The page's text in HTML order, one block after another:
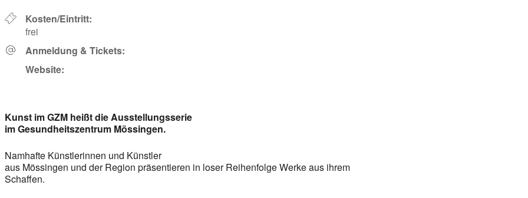
Kosten/Eintritt:
frei
Anmeldung & Tickets:
Website:
Kunst im GZM heißt die Ausstellungsserie
im Gesundheitszentrum Mössingen.
Namhafte Künstlerinnen und Künstler
aus Mössingen und der Region präsentieren in loser Reihenfolge Werke aus ihrem
Schaffen.